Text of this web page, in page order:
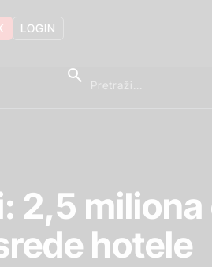
LOGIN
2,5 miliona
hotele